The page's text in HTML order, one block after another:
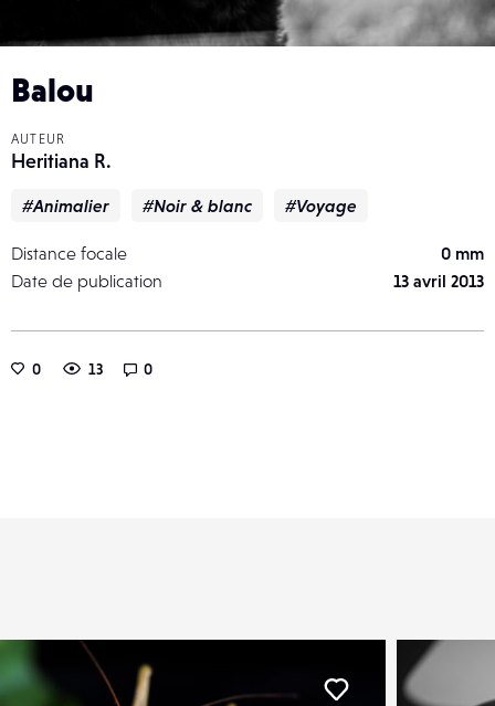
Balou
AUTEUR
Heritiana R.
#Animalier #Noir & blanc #Voyage
Distance focale
0 mm
Date de publication
13 avril 2013
0 13 0
Liker